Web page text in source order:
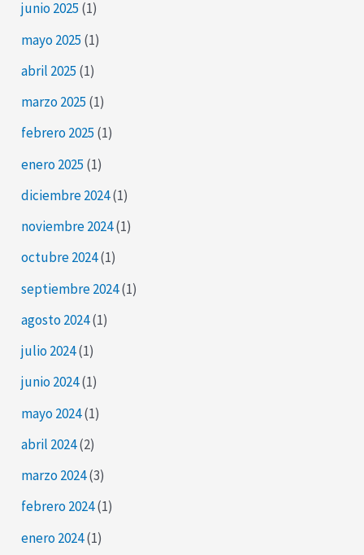
junio 2025 (1)
mayo 2025 (1)
abril 2025 (1)
marzo 2025 (1)
febrero 2025 (1)
enero 2025 (1)
diciembre 2024(1)
noviembre 2024(1)
octubre 2024(1)
septiembre 2024(1)
agosto 2024(1)
julio 2024(1)
junio 2024(1)
mayo 2024(1)
abril 2024(2)
marzo 2024(3)
febrero 2024(1)
enero 2024(1)